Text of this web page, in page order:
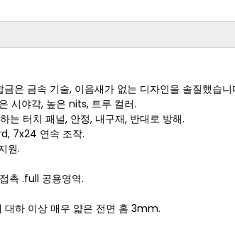
금은 금속 기술, 이음새가 없는 디자인을 솔질했습
시야각, 높은 nits, 트루 컬러.
는 터치 패널, 안정, 내구재, 반대로 방해.
7x24 연속 조작.
원.
촉 .full 공용영역.
대하 이상 매우 얇은 전면 홈 3mm.